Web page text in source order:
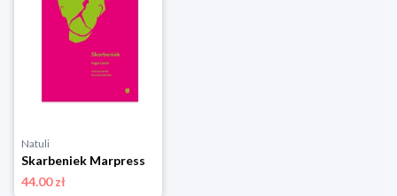
Natuli
Skarbeniek Marpress
44.00 zł